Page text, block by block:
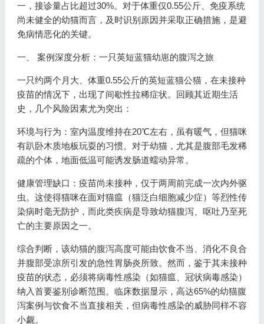
一，接诊量占比超过30%。对于体重仅0.55公斤、免疫系统
尚未健全的幼猫而言，及时识别原因并采取正确措施，是避
免病情恶化的关键。
一、 案例深度分析：一只英短蓝猫幼崽的腹泻之旅
一只约两个月大、体重0.55公斤的英短蓝猫公猫，在未接种
疫苗的情况下，出现了间歇性拉稀症状。回顾其近期生活
史，几个风险因素尤为突出：
环境与行为：室内温度维持在20℃左右，虽有暖气，但猫咪
有趴卧木质地板玩耍的习惯。对于幼猫，尤其是腹部毛发稀
疏的个体，地面低温可能诱发肠道蠕动异常。
健康管理缺口：疫苗尚未接种，仅于两周前完成一次内外驱
虫。这使得猫咪在面对猫瘟（猫泛白细胞减少症）等烈性传
染病时毫无防护，而此类疾病是导致幼猫腹泻、呕吐乃至死
亡的主要原因之一。
综合判断，该幼猫的腹泻高度可能由饮食不当、消化不良合
并腹部受凉所引发的急性胃肠炎所致。然而，鉴于其未接种
疫苗的状态，必须将病毒性感染（如猫瘟、冠状病毒感染）
纳入首要鉴别诊断范围。临床数据显示，高达65%的幼猫腹
泻案例与饮食不当直接相关，但病毒性感染的威胁同样不容
小觑。